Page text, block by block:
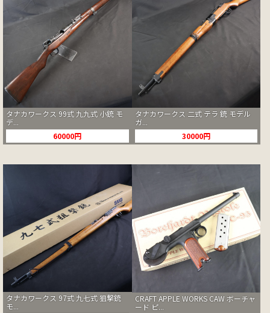
タナカワークス 99式 九九式 小銃 モ
デ...
60000円
タナカワークス 二式 テラ 銃 モデル
ガ...
30000円
タナカワークス 97式 九七式 狙撃銃
モ...
CRAFT APPLE WORKS CAW ボーチャ
ード ピ...